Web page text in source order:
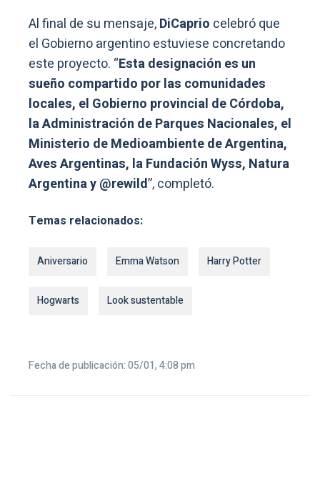
Al final de su mensaje,DiCaprio celebró que
el Gobierno argentino estuviese concretando
este proyecto. “Esta designación es un
sueño compartido por las comunidades
locales, el Gobierno provincial de Córdoba,
la Administración de Parques Nacionales, el
Ministerio de Medioambiente de Argentina,
Aves Argentinas, la Fundación Wyss, Natura
Argentina y @rewild”, completó.
Temas relacionados:
Aniversario Emma Watson Harry Potter
Hogwarts Look sustentable
Fecha de publicación: 05/01, 4:08 pm